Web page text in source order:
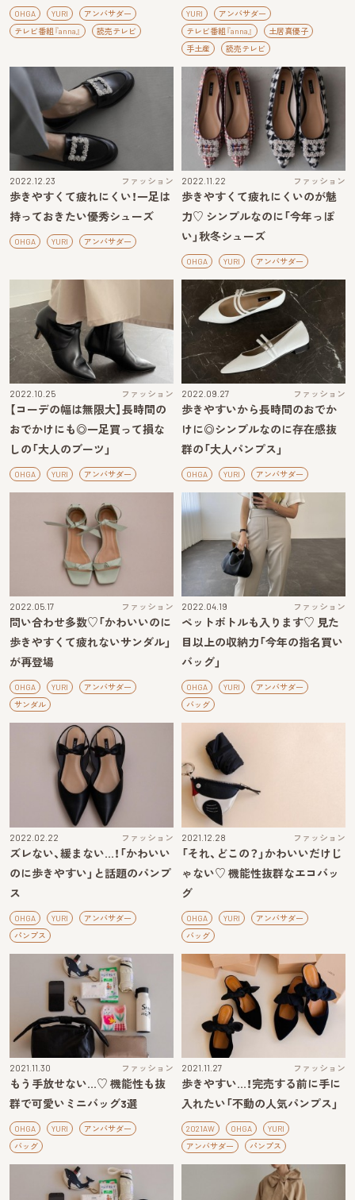
OHGA YURI
アンバサダー
テレビ番組『anna』
読売テレビ
YURI
アンバサダー
テレビ番組『anna』
土居真優子
手土産
読売テレビ
2022.12.23 ファッション
歩きやすくて疲れにくい！一足は
持っておきたい優秀シューズ
OHGA YURI アンバサダー
2022.11.22 ファッション
歩きやすくて疲れにくいのが魅
力♡ シンプルなのに「今年っぽ
い」秋冬シューズ
OHGA YURI アンバサダー
2022.10.25 ファッション
【コーデの幅は無限大】長時間の
おでかけにも◎一足買って損な
しの「大人のブーツ」
OHGA YURI アンバサダー
2022.09.27 ファッション
歩きやすいから長時間のおでか
けに◎シンプルなのに存在感抜
群の「大人パンプス」
OHGA YURI アンバサダー
2022.05.17 ファッション
問い合わせ多数♡「かわいいのに
歩きやすくて疲れないサンダル」
が再登場
OHGA YURI
アンバサダー
サンダル
2022.04.19 ファッション
ペットボトルも入ります♡ 見た
目以上の収納力「今年の指名買い
バッグ」
OHGA YURI
アンバサダー
バッグ
2022.02.22 ファッション
ズレない、緩まない…！「かわいい
のに歩きやすい」と話題のパンプ
ス
OHGA YURI
アンバサダー
パンプス
2021.12.28 ファッション
「それ、どこの？」かわいいだけじ
ゃない♡ 機能性抜群なエコバッ
グ
OHGA YURI
アンバサダー
バッグ
2021.11.30 ファッション
もう手放せない…♡ 機能性も抜
群で可愛いミニバッグ3選
OHGA YURI
アンバサダー
バッグ
2021.11.27 ファッション
歩きやすい…！完売する前に手に
入れたい「不動の人気パンプス」
2021AW OHGA
YURI
アンバサダー
パンプス